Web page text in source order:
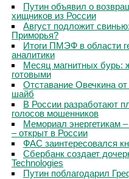
Путин объявил о
хищников из России
Август подложит
Приморья?
Итоги ПМЭФ в области
аналитики
Месяц магнитных бурь:
готовыми
Отставание Овечкина
шайб
В России разработают
голосов мошенников
Мемориал энергетикам
– открыт в России
ФАС заинтересовался
Сбербанк создает
Technologies
Путин поблагодарил